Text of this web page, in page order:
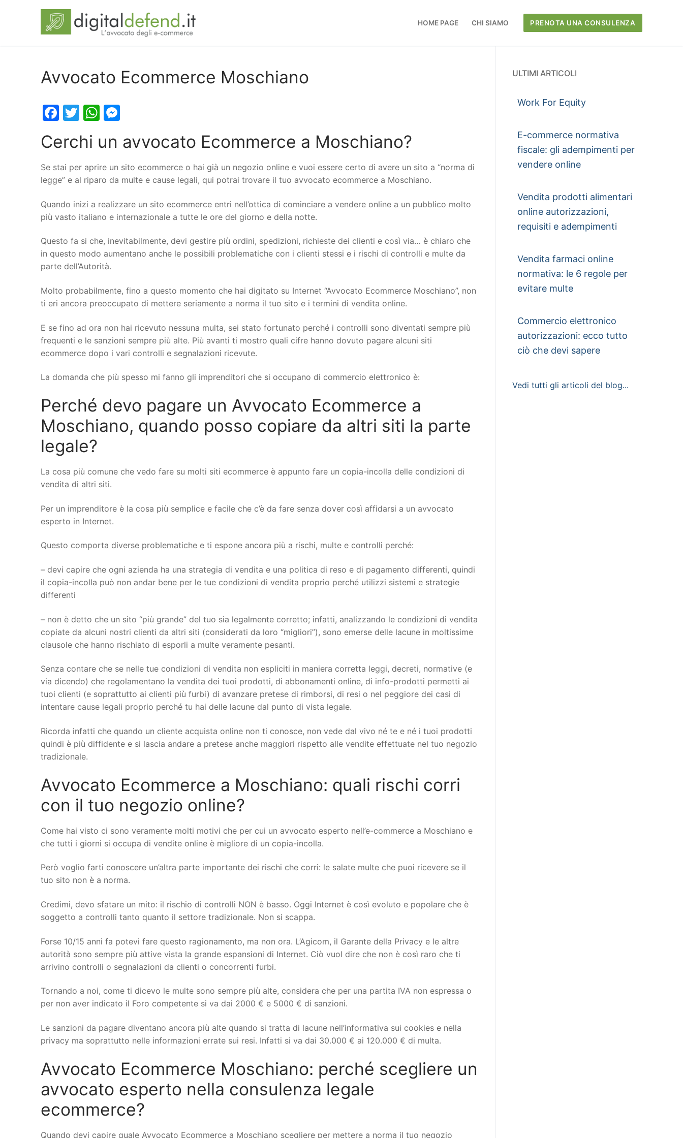
HOME PAGE CHI SIAMO PRENOTA UNA CONSULENZA
Avvocato Ecommerce Moschiano
Facebook
TwitterWhatsApp
Cerchi un avvocato Ecommerce a Moschiano?
Se stai per aprire un sito ecommerce o hai già un negozio online e vuoi essere certo di avere un sito a “norma di
legge” e al riparo da multe e cause legali, qui potrai trovare il tuo avvocato ecommerce a Moschiano.
Quando inizi a realizzare un sito ecommerce entri nell’ottica di cominciare a vendere online a un pubblico molto
più vasto italiano e internazionale a tutte le ore del giorno e della notte.
Questo fa si che, inevitabilmente, devi gestire più ordini, spedizioni, richieste dei clienti e così via… è chiaro che
in questo modo aumentano anche le possibili problematiche con i clienti stessi e i rischi di controlli e multe da
parte dell’Autorità.
Molto probabilmente, fino a questo momento che hai digitato su Internet “Avvocato Ecommerce Moschiano”, non
ti eri ancora preoccupato di mettere seriamente a norma il tuo sito e i termini di vendita online.
E se fino ad ora non hai ricevuto nessuna multa, sei stato fortunato perché i controlli sono diventati sempre più
frequenti e le sanzioni sempre più alte. Più avanti ti mostro quali cifre hanno dovuto pagare alcuni siti
ecommerce dopo i vari controlli e segnalazioni ricevute.
La domanda che più spesso mi fanno gli imprenditori che si occupano di commercio elettronico è:
Perché devo pagare un Avvocato Ecommerce a
Moschiano, quando posso copiare da altri siti la parte
legale?
La cosa più comune che vedo fare su molti siti ecommerce è appunto fare un copia-incolla delle condizioni di
vendita di altri siti.
Per un imprenditore è la cosa più semplice e facile che c’è da fare senza dover così affidarsi a un avvocato
esperto in Internet.
Questo comporta diverse problematiche e ti espone ancora più a rischi, multe e controlli perché:
– devi capire che ogni azienda ha una strategia di vendita e una politica di reso e di pagamento differenti, quindi
il copia-incolla può non andar bene per le tue condizioni di vendita proprio perché utilizzi sistemi e strategie
differenti
– non è detto che un sito “più grande” del tuo sia legalmente corretto; infatti, analizzando le condizioni di vendita
copiate da alcuni nostri clienti da altri siti (considerati da loro “migliori”), sono emerse delle lacune in moltissime
clausole che hanno rischiato di esporli a multe veramente pesanti.
Senza contare che se nelle tue condizioni di vendita non espliciti in maniera corretta leggi, decreti, normative (e
via dicendo) che regolamentano la vendita dei tuoi prodotti, di abbonamenti online, di info-prodotti permetti ai
tuoi clienti (e soprattutto ai clienti più furbi) di avanzare pretese di rimborsi, di resi o nel peggiore dei casi di
intentare cause legali proprio perché tu hai delle lacune dal punto di vista legale.
Ricorda infatti che quando un cliente acquista online non ti conosce, non vede dal vivo né te e né i tuoi prodotti
quindi è più diffidente e si lascia andare a pretese anche maggiori rispetto alle vendite effettuate nel tuo negozio
tradizionale.
Avvocato Ecommerce a Moschiano: quali rischi corri
con il tuo negozio online?
Come hai visto ci sono veramente molti motivi che per cui un avvocato esperto nell’e-commerce a Moschiano e
che tutti i giorni si occupa di vendite online è migliore di un copia-incolla.
Però voglio farti conoscere un’altra parte importante dei rischi che corri: le salate multe che puoi ricevere se il
tuo sito non è a norma.
Credimi, devo sfatare un mito: il rischio di controlli NON è basso. Oggi Internet è così evoluto e popolare che è
soggetto a controlli tanto quanto il settore tradizionale. Non si scappa.
Forse 10/15 anni fa potevi fare questo ragionamento, ma non ora. L’Agicom, il Garante della Privacy e le altre
autorità sono sempre più attive vista la grande espansioni di Internet. Ciò vuol dire che non è così raro che ti
arrivino controlli o segnalazioni da clienti o concorrenti furbi.
Tornando a noi, come ti dicevo le multe sono sempre più alte, considera che per una partita IVA non espressa o
per non aver indicato il Foro competente si va dai 2000 € e 5000 € di sanzioni.
Le sanzioni da pagare diventano ancora più alte quando si tratta di lacune nell’informativa sui cookies e nella
privacy ma soprattutto nelle informazioni errate sui resi. Infatti si va dai 30.000 € ai 120.000 € di multa.
Avvocato Ecommerce Moschiano: perché scegliere un
avvocato esperto nella consulenza legale
ecommerce?
Quando devi capire quale Avvocato Ecommerce a Moschiano scegliere per mettere a norma il tuo negozio
ULTIMI ARTICOLI
Work For Equity
E-commerce normativa
fiscale: gli adempimenti per
vendere online
Vendita prodotti alimentari
online autorizzazioni,
requisiti e adempimenti
Vendita farmaci online
normativa: le 6 regole per
evitare multe
Commercio elettronico
autorizzazioni: ecco tutto
ciò che devi sapere
Vedi tutti gli articoli del blog...